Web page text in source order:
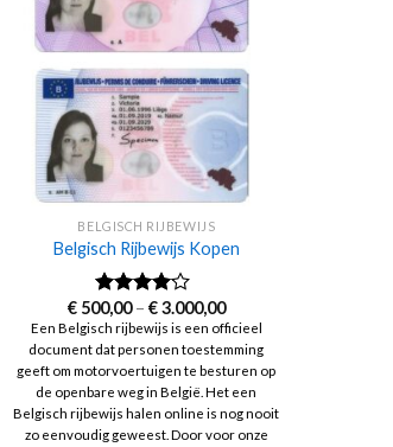
BELGISCH RIJBEWIJS
Belgisch Rijbewijs Kopen
Rated
3.83out
of 5
€500,00 – €3.000,00Price
range:
€ 500,00
through
€ 3.000,00
Een Belgisch rijbewijs is een officieel
document dat personen toestemming
geeft om motorvoertuigen te besturen op
de openbare weg in België. Het een
Belgisch rijbewijs halen online is nog nooit
zo eenvoudig geweest. Door voor onze